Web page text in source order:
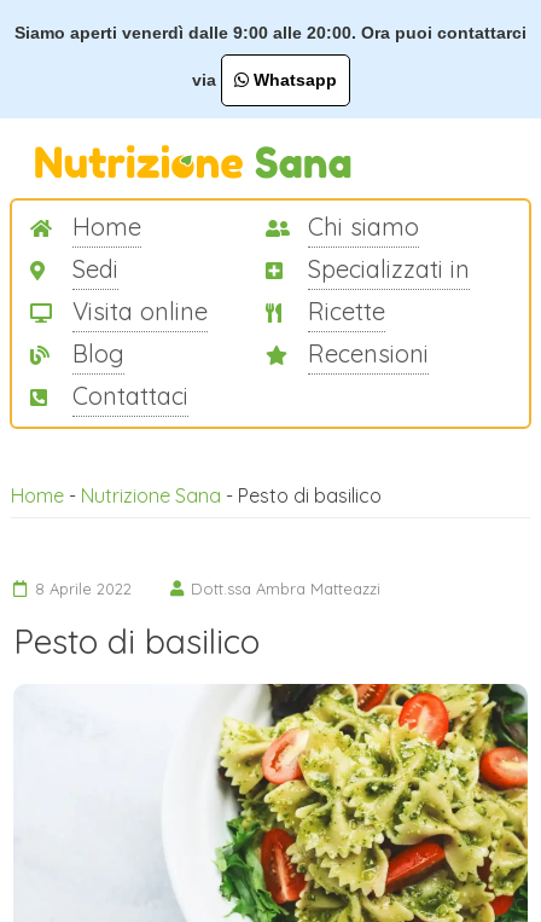
Siamo aperti venerdì dalle 9:00 alle 20:00. Ora puoi contattarci
via Whatsapp
Home
Chi siamo
Sedi
Specializzati in
Visita online
Ricette
Blog
Recensioni
Contattaci
Home- Nutrizione Sana - Pesto di basilico
8 Aprile 2022 Dott.ssa Ambra Matteazzi
Pesto di basilico